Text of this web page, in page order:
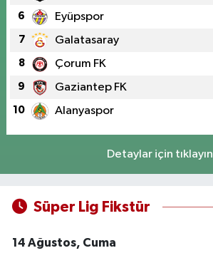
6 Eyüpspor
7 Galatasaray
8 Çorum FK
9 Gaziantep FK
10 Alanyaspor
Detaylar için tıklayın
Süper Lig Fikstür
14 Ağustos, Cuma